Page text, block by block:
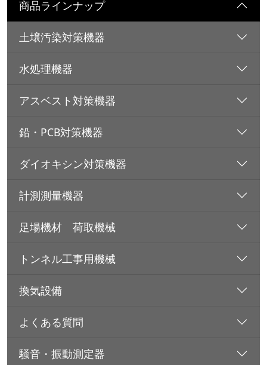
商品ラインナップ
土壌汚染対策機器
水処理機器
アスベスト対策機器
鉛・PCB対策機器
ダイオキシン対策機器
計測測量機器
足場機材 荷取機械
トンネル工事用機械
換気設備
よくある質問
騒音・振動測定器